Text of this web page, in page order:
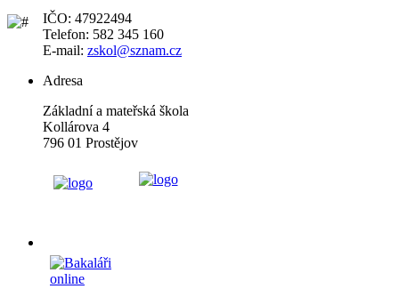
IČO: 47922494
Telefon: 582 345 160
E-mail: zskol@sznam.cz
Adresa
Základní a mateřská škola
Kollárova 4
796 01 Prostějov